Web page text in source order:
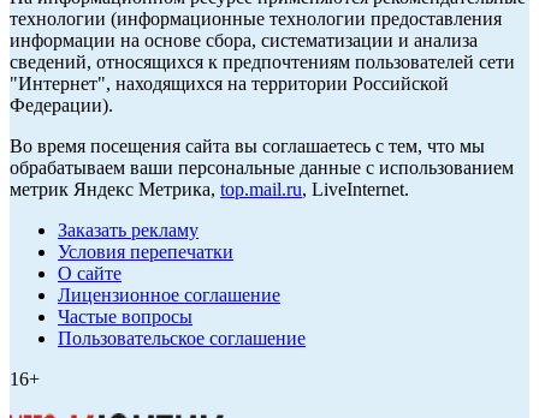
технологии (информационные технологии предоставления
информации на основе сбора, систематизации и анализа
сведений, относящихся к предпочтениям пользователей сети
"Интернет", находящихся на территории Российской
Федерации).
Во время посещения сайта вы соглашаетесь с тем, что мы
обрабатываем ваши персональные данные с использованием
метрик Яндекс Метрика, top.mail.ru, LiveInternet.
Заказать рекламу
Условия перепечатки
О сайте
Лицензионное соглашение
Частые вопросы
Пользовательское соглашение
16+